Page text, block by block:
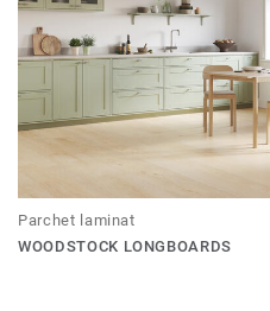
Parchet laminat
WOODSTOCK LONGBOARDS